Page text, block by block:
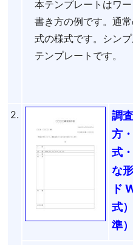
本テンプレートはワ
書き方の例です。通
式の様式です。シン
テンプレートです。
2.
調
方
式
な
ド
式
準